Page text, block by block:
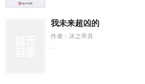
我未来超凶的
作者：冰之帝具
...